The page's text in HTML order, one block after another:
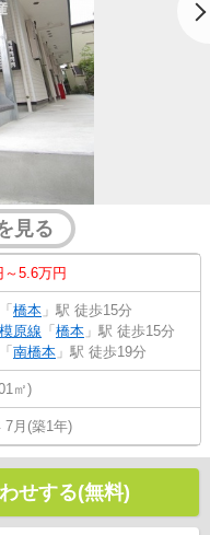
見る
～5.6万円
「 橋本 」駅 徒歩15分
原線 「 橋本 」駅 徒歩15分
「 南橋本 」駅 徒歩19分
㎡)
7月(築1年)
せする(無料)